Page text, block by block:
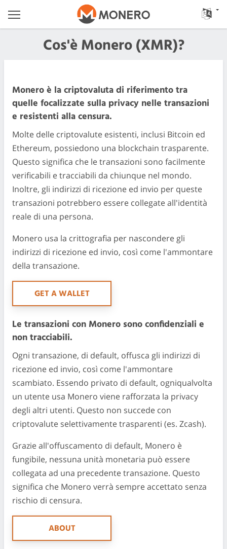
Cos'è Monero (XMR)?
Monero è la criptovaluta di riferimento tra
quelle focalizzate sulla privacy nelle transazioni
e resistenti alla censura.
Molte delle criptovalute esistenti, inclusi Bitcoin ed
Ethereum, possiedono una blockchain trasparente.
Questo significa che le transazioni sono facilmente
verificabili e tracciabili da chiunque nel mondo.
Inoltre, gli indirizzi di ricezione ed invio per queste
transazioni potrebbero essere collegate all'identità
reale di una persona.
Monero usa la crittografia per nascondere gli
indirizzi di ricezione ed invio, così come l'ammontare
della transazione.
GET A WALLET
Le transazioni con Monero sono confidenziali e
non tracciabili.
Ogni transazione, di default, offusca gli indirizzi di
ricezione ed invio, così come l'ammontare
scambiato. Essendo privato di default, ogniqualvolta
un utente usa Monero viene rafforzata la privacy
degli altri utenti. Questo non succede con
criptovalute selettivamente trasparenti (es. Zcash).
Grazie all'offuscamento di default, Monero è
fungibile, nessuna unità monetaria può essere
collegata ad una precedente transazione. Questo
significa che Monero verrà sempre accettato senza
rischio di censura.
ABOUT